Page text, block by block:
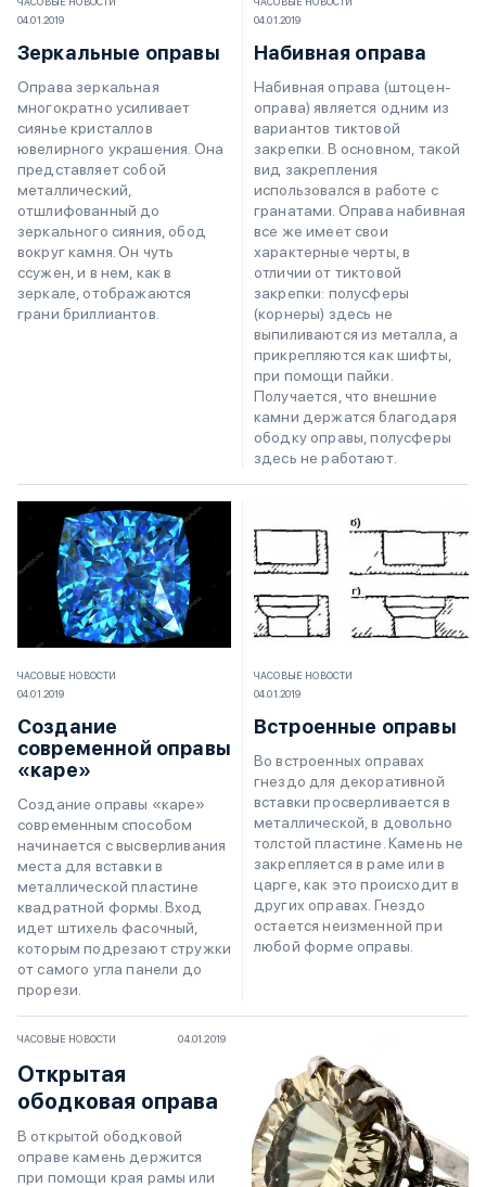
04.01.2019
Зеркальные оправы
Оправа зеркальная
многократно усиливает
сиянье кристаллов
ювелирного украшения. Она
представляет собой
металлический,
отшлифованный до
зеркального сияния, обод
вокруг камня. Он чуть
ссужен, и в нем, как в
зеркале, отображаются
грани бриллиантов.
04.01.2019
Набивная оправа
Набивная оправа (штоцен-
оправа) является одним из
вариантов тиктовой
закрепки. В основном, такой
вид закрепления
использовался в работе с
гранатами. Оправа набивная
все же имеет свои
характерные черты, в
отличии от тиктовой
закрепки: полусферы
(корнеры) здесь не
выпиливаются из металла, а
прикрепляются как шифты,
при помощи пайки.
Получается, что внешние
камни держатся благодаря
ободку оправы, полусферы
здесь не работают.
ЧАСОВЫЕ НОВОСТИ
04.01.2019
Создание
современной оправы
«каре»
Создание оправы «каре»
современным способом
начинается с высверливания
места для вставки в
металлической пластине
квадратной формы. Вход
идет штихель фасочный,
которым подрезают стружки
от самого угла панели до
прорези.
ЧАСОВЫЕ НОВОСТИ
04.01.2019
Встроенные оправы
Во встроенных оправах
гнездо для декоративной
вставки просверливается в
металлической, в довольно
толстой пластине. Камень не
закрепляется в раме или в
царге, как это происходит в
других оправах. Гнездо
остается неизменной при
любой форме оправы.
ЧАСОВЫЕ НОВОСТИ 04.01.2019
Открытая
ободковая оправа
В открытой ободковой
оправе камень держится
при помощи края рамы или